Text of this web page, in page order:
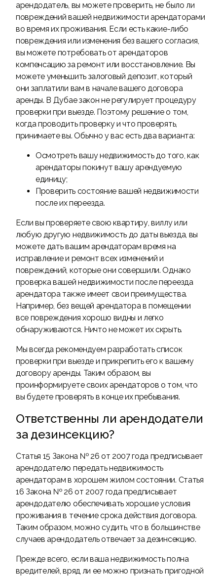
арендодатель, вы можете проверить, не было ли
повреждений вашей недвижимости арендаторами
во время их проживания. Если есть какие-либо
повреждения или изменения без вашего согласия,
вы можете потребовать от арендаторов
компенсацию за ремонт или восстановление. Вы
можете уменьшить залоговый депозит, который
они заплатили вам в начале вашего договора
аренды. В Дубае закон не регулирует процедуру
проверки при выезде. Поэтому решение о том,
когда проводить проверку и что проверять,
принимаете вы. Обычно у вас есть два варианта:
Осмотреть вашу недвижимость до того, как
арендаторы покинут вашу арендуемую
единицу;
Проверить состояние вашей недвижимости
после их переезда.
Если вы проверяете свою квартиру, виллу или
любую другую недвижимость до даты выезда, вы
можете дать вашим арендаторам время на
исправление и ремонт всех изменений и
повреждений, которые они совершили. Однако
проверка вашей недвижимости после переезда
арендатора также имеет свои преимущества.
Например, без вещей арендатора в помещении
все повреждения хорошо видны и легко
обнаруживаются. Ничто не может их скрыть.
Мы всегда рекомендуем разработать список
проверки при выезде и прикрепить его к вашему
договору аренды. Таким образом, вы
проинформируете своих арендаторов о том, что
вы будете проверять в конце их пребывания.
Ответственны ли арендодатели
за дезинсекцию?
Статья 15 Закона № 26 от 2007 года предписывает
арендодателю передать недвижимость
арендаторам в хорошем жилом состоянии. Статья
16 Закона № 26 от 2007 года предписывает
арендодателю обеспечивать хорошие условия
проживания в течение срока действия договора.
Таким образом, можно судить, что в большинстве
случаев арендодатель отвечает за дезинсекцию.
Прежде всего, если ваша недвижимость полна
вредителей, вряд ли ее можно признать пригодной